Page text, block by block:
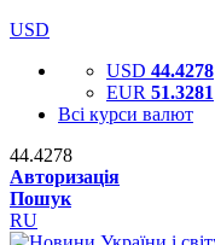
USD
USD 44.4278
EUR 51.3281
Всі курси валют
44.4278
Авторизація
Пошук
RU